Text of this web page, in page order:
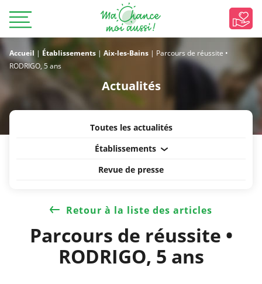
Accueil | Établissements | Aix-les-Bains | Parcours de réussite •
RODRIGO, 5 ans
Actualités
Toutes les actualités
Établissements
Revue de presse
Retour à la liste des articles
Parcours de réussite •
RODRIGO, 5 ans